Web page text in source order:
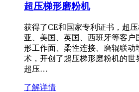
超压梯形磨粉机
获得了CE和国家专利证书，超
亚、美国、英国、西班牙等客户
形工作面、柔性连接、磨辊联动
术，开创了超压梯形磨粉机的世
超压…
了解详情